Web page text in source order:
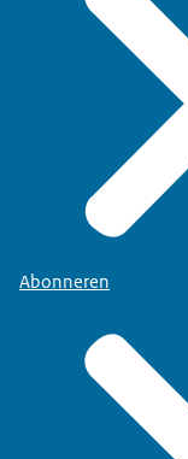
Abonneren